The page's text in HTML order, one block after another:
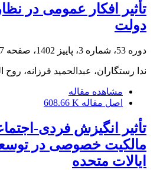
تأثیر افکار عمومی در
دولت
دوره 53، شماره 3، پاییز 1402، صفحه
ندا رستگاران، عبدالحمید فرزانه، روح
مشاهده مقاله
اصل مقاله 608.66 K
تأثیر انگیزش فردی-
مالکیت خصوصی در
ایالات متحده